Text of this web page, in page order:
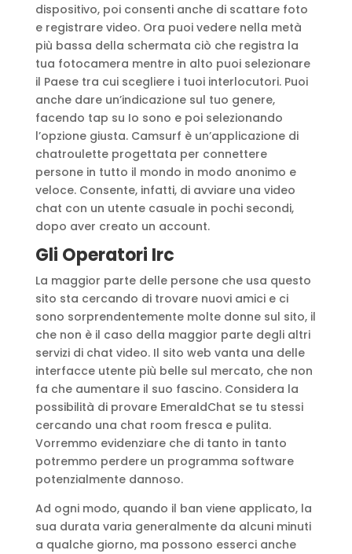
dispositivo, poi consenti anche di scattare foto
e registrare video. Ora puoi vedere nella metà
più bassa della schermata ciò che registra la
tua fotocamera mentre in alto puoi selezionare
il Paese tra cui scegliere i tuoi interlocutori. Puoi
anche dare un’indicazione sul tuo genere,
facendo tap su Io sono e poi selezionando
l’opzione giusta. Camsurf è un’applicazione di
chatroulette progettata per connettere
persone in tutto il mondo in modo anonimo e
veloce. Consente, infatti, di avviare una video
chat con un utente casuale in pochi secondi,
dopo aver creato un account.
Gli Operatori Irc
La maggior parte delle persone che usa questo
sito sta cercando di trovare nuovi amici e ci
sono sorprendentemente molte donne sul sito, il
che non è il caso della maggior parte degli altri
servizi di chat video. Il sito web vanta una delle
interfacce utente più belle sul mercato, che non
fa che aumentare il suo fascino. Considera la
possibilità di provare EmeraldChat se tu stessi
cercando una chat room fresca e pulita.
Vorremmo evidenziare che di tanto in tanto
potremmo perdere un programma software
potenzialmente dannoso.
Ad ogni modo, quando il ban viene applicato, la
sua durata varia generalmente da alcuni minuti
a qualche giorno, ma possono esserci anche